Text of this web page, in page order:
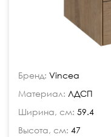
Бренд: Vincea
Материал: ЛДСП
Ширина, см: 59.4
Высота, см: 47